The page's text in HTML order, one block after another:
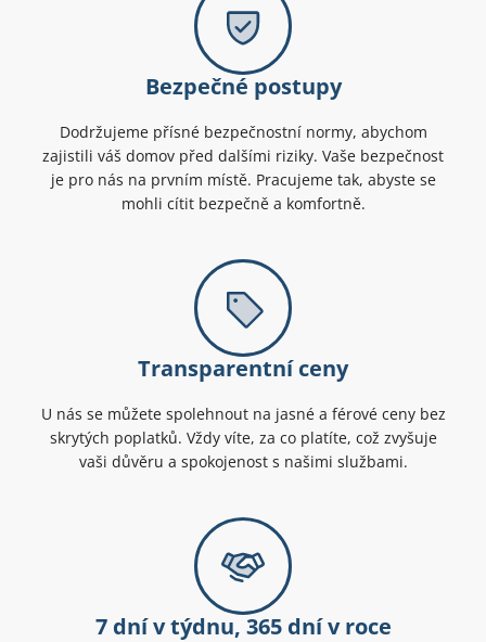
Bezpečné postupy
Dodržujeme přísné bezpečnostní normy, abychom
zajistili váš domov před dalšími riziky. Vaše bezpečnost
je pro nás na prvním místě. Pracujeme tak, abyste se
mohli cítit bezpečně a komfortně.
Transparentní ceny
U nás se můžete spolehnout na jasné a férové ceny bez
skrytých poplatků. Vždy víte, za co platíte, což zvyšuje
vaši důvěru a spokojenost s našimi službami.
7 dní v týdnu, 365 dní v roce